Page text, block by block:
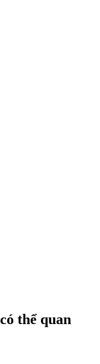
thể quan